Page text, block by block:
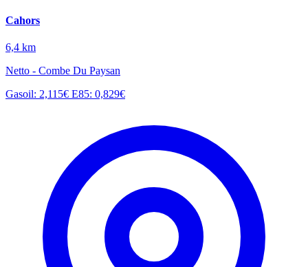
Cahors
6,4 km
Netto - Combe Du Paysan
Gasoil: 2,115€ E85: 0,829€